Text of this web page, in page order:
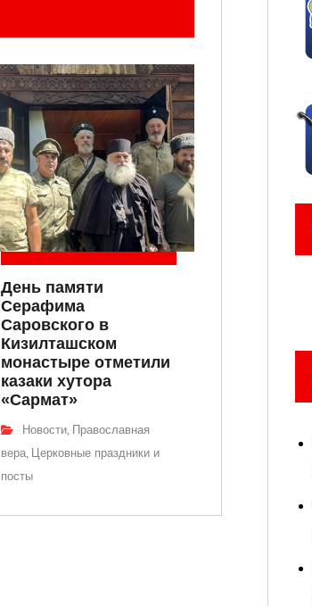
День памяти
Серафима
Саровского в
Кизилташском
монастыре отметили
казаки хутора
«Сармат»
Новости, Православная
вера, Церковные праздники и
посты